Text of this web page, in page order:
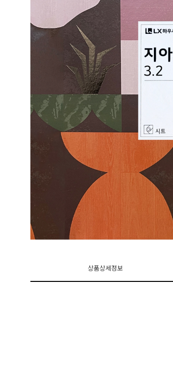
상품상세정보